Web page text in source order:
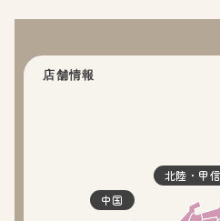
店舗情報
北陸・甲
中国